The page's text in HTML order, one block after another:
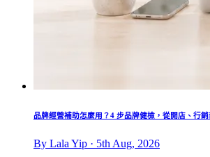
品牌經營補助怎麼用？4 步品牌健檢，從開店、行
By Lala Yip · 5th Aug, 2026